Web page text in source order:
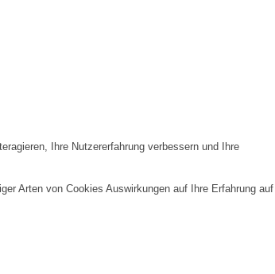
Ihre Nutzererfahrung verbessern und Ihre
Arten von Cookies Auswirkungen auf Ihre Erfahrung auf